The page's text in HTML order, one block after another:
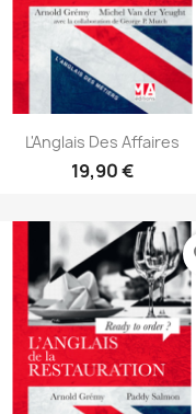
Aperçu rapide
L'Anglais Des Affaires
19,90 €